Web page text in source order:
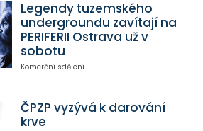
Legendy tuzemského
undergroundu zavítají na
PERIFERII Ostrava už v
sobotu
Komerční sdělení
ČPZP vyzývá k darování
krve